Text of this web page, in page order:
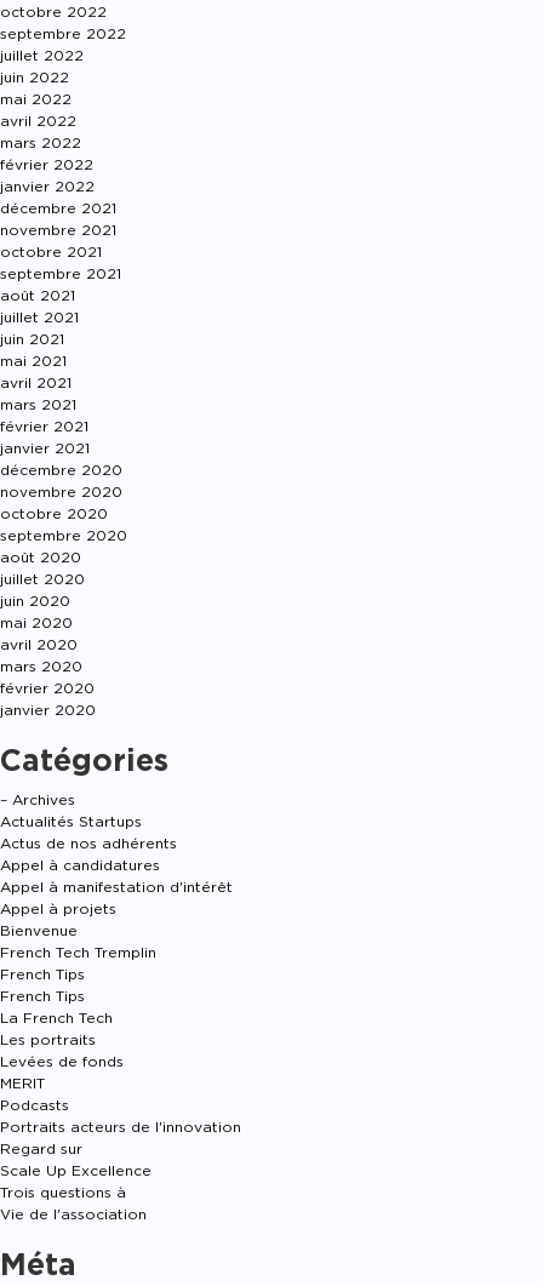
octobre 2022
septembre 2022
juillet 2022
juin 2022
mai 2022
avril 2022
mars 2022
février 2022
janvier 2022
décembre 2021
novembre 2021
octobre 2021
septembre 2021
août 2021
juillet 2021
juin 2021
mai 2021
avril 2021
mars 2021
février 2021
janvier 2021
décembre 2020
novembre 2020
octobre 2020
septembre 2020
août 2020
juillet 2020
juin 2020
mai 2020
avril 2020
mars 2020
février 2020
janvier 2020
Catégories
– Archives
Actualités Startups
Actus de nos adhérents
Appel à candidatures
Appel à manifestation d'intérêt
Appel à projets
Bienvenue
French Tech Tremplin
French Tips
French Tips
La French Tech
Les portraits
Levées de fonds
MERIT
Podcasts
Portraits acteurs de l'innovation
Regard sur
Scale Up Excellence
Trois questions à
Vie de l'association
Méta